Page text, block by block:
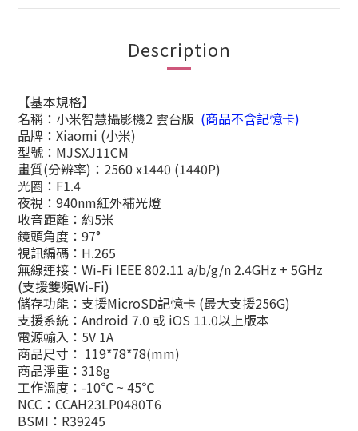
Description
【基本規格】
名稱：小米智慧攝影機2 雲台版 (商品不含記憶卡)
品牌：Xiaomi (小米)
型號：MJSXJ11CM
畫質(分辨率)：2560 x1440 (1440P)
光圈：F1.4
夜視：940nm紅外補光燈
收音距離：約5米
鏡頭角度：97°
視訊編碼：H.265
無線連接：Wi-Fi IEEE 802.11 a/b/g/n 2.4GHz + 5GHz
(支援雙頻Wi-Fi)
儲存功能：支援MicroSD記憶卡 (最大支援256G)
支援系統：Android 7.0 或 iOS 11.0以上版本
電源輸入：5V 1A
商品尺寸： 119*78*78(mm)
商品淨重：318g
工作溫度：-10℃ ~ 45℃
NCC：CCAH23LP0480T6
BSMI：R39245